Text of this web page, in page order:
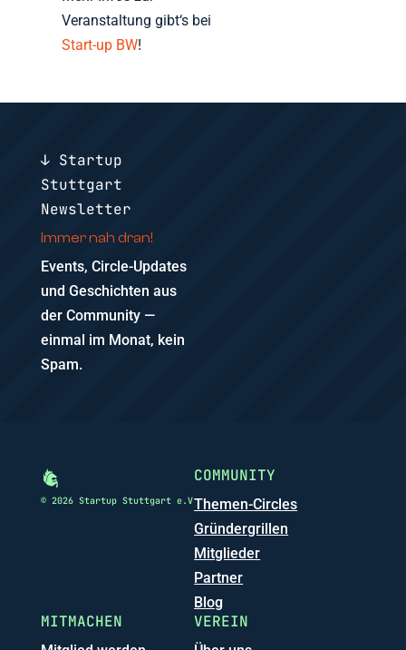
Veranstaltung gibt‘s bei
Start-up BW!
↓ Startup
Stuttgart
Newsletter
Immer nah dran!
Events, Circle-Updates
und Geschichten aus
der Community —
einmal im Monat, kein
Spam.
© 2026 Startup Stuttgart e.V
COMMUNITY
Themen-Circles
Gründergrillen
Mitglieder
Partner
Blog
MITMACHEN VEREIN